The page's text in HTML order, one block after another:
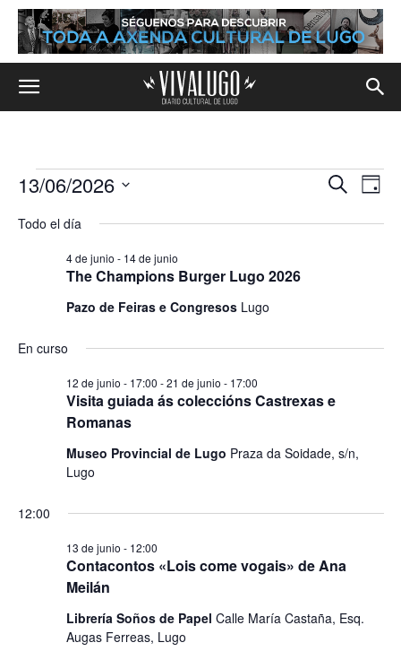
Eventos
en
de
de
BuscarDía
13/06/2026
la
Todo el día
The Champions Burger Lugo 2026
4 de junio - 14 de junio
Pazo de Feiras e Congresos Lugo
En curso
Visita guiada ás coleccións Castrexas e
Romanas
12 de junio - 17:00 -21 de junio - 17:00
Museo Provincial de Lugo Praza da Soidade, s/n,
Lugo
12:00
Contacontos «Lois come vogais» de Ana
Meilán
13 de junio - 12:00
Librería Soños de Papel Calle María Castaña, Esq.
Augas Ferreas, Lugo